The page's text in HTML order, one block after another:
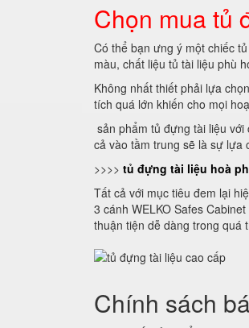
Chọn mua tủ
Có thể bạn ưng ý một chiếc
màu, chất liệu tủ tài liệu phù
Không nhất thiết phải lựa
tích quá lớn khiến cho mọi
sản phẩm tủ đựng tài liệu
cả vào tầm trung sẽ là sự lựa
>>>> tủ đựng tài liệu hoà
Tất cả với mục tiêu đem lại
3 cánh WELKO Safes
thuận tiện dễ dàng trong quá
Chính sách